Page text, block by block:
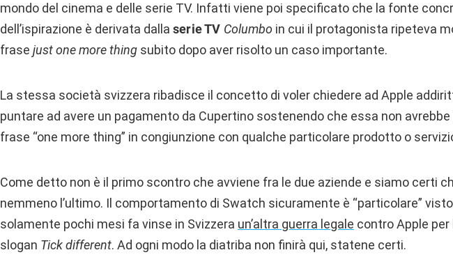
mondo del cinema e delle serie TV. Infatti viene poi specificato che la fonte
dell’ispirazione è derivata dalla serie TV Columbo in cui il protagonista ripeteva
frase just one more thing subito dopo aver risolto un caso importante.
La stessa società svizzera ribadisce il concetto di voler chiedere ad Apple
puntare ad avere un pagamento da Cupertino sostenendo che essa non
frase “one more thing” in congiunzione con qualche particolare prodotto o
Come detto non è il primo scontro che avviene fra le due aziende e siamo certi
nemmeno l’ultimo. Il comportamento di Swatch sicuramente è “particolare”
solamente pochi mesi fa vinse in Svizzera un’altra guerra legale contro Apple per
slogan Tick different. Ad ogni modo la diatriba non finirà qui, statene certi.